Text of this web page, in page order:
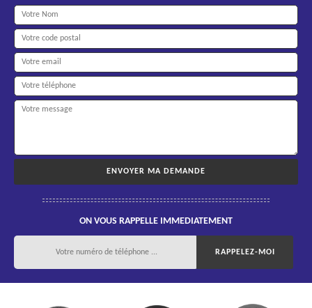
ON VOUS RAPPELLE IMMEDIATEMENT